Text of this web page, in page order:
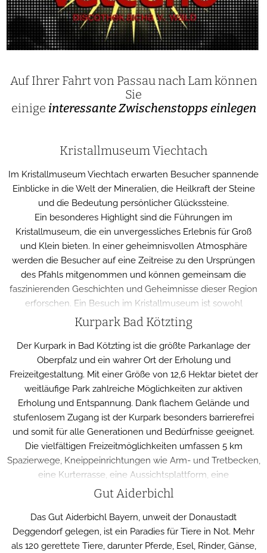
Auf Ihrer Fahrt von Passau nach Lam können
Sie
einige interessante Zwischenstopps einlegen
Kristallmuseum Viechtach
Im Kristallmuseum Viechtach erwarten Besucher spannende
Einblicke in die Welt der Mineralien, die Heilkraft der Steine
und die Bedeutung persönlicher Glückssteine.
Ein besonderes Highlight sind die Führungen im
Kristallmuseum, die ein unvergessliches Erlebnis für Groß
und Klein bieten. In einer geheimnisvollen Atmosphäre
werden die Besucher auf eine Zeitreise zu den Ursprüngen
des Pfahls mitgenommen und können gemeinsam die
faszinierenden Geschichten und Geheimnisse dieser Region
erforschen. Ein Besuch im Kristallmuseum ist sowohl
informativ als auch magisch und bietet einen einzigartigen
Einblick in die Welt der Kristalle und ihrer Bedeutung.
Kurpark Bad Kötzting
Der Kurpark in Bad Kötzting ist die größte Parkanlage der
Oberpfalz und ein wahrer Ort der Erholung und
Freizeitgestaltung. Mit einer Größe von 12,6 Hektar bietet der
weitläufige Park zahlreiche Möglichkeiten zur aktiven
Erholung und Entspannung. Dank flachem Gelände und
stufenlosem Zugang ist der Kurpark besonders barrierefrei
und somit für alle Generationen und Bedürfnisse geeignet.
Die vielfältigen Freizeitmöglichkeiten umfassen 5 km
Spazierwege, Kneippeinrichtungen wie Arm- und Tretbecken,
eine Kurterrasse, eine Aussichtsplattform, eine
Minigolfanlage, Tischtennisangebote, einen Kinderspielplatz,
ist der Kurpark Ausgangspunkt für Nordic-Walking- und
Terrain-Kurwege.
In den Sommermonaten verwandelt sich der Park zusätzlich
Gut Aiderbichl
Das Gut Aiderbichl Bayern, unweit der Donaustadt
Deggendorf gelegen, ist ein Paradies für Tiere in Not. Mehr
als 120 gerettete Tiere, darunter Pferde, Esel, Rinder, Gänse,